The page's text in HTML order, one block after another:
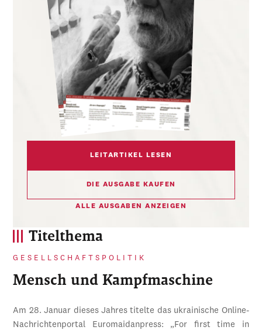
Titelthema
GESELLSCHAFTSPOLITIK
Mensch und Kampfmaschine
Am 28. Januar dieses Jahres titelte das ukrainische Online-
Nachrichtenportal Euromaidanpress: „For first time in
LEITARTIKEL LESEN
DIE AUSGABE KAUFEN
ALLE AUSGABEN ANZEIGEN